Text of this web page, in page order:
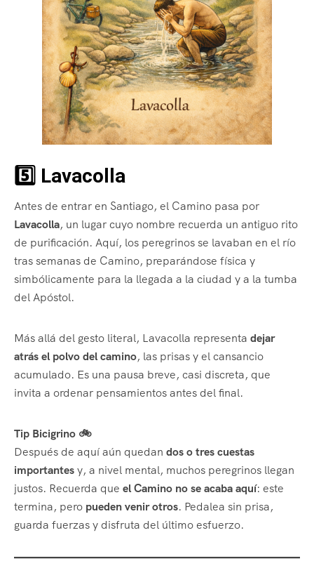
5️⃣ Lavacolla
Antes de entrar en Santiago, el Camino pasa por
Lavacolla, un lugar cuyo nombre recuerda un antiguo rito
de purificación. Aquí, los peregrinos se lavaban en el río
tras semanas de Camino, preparándose física y
simbólicamente para la llegada a la ciudad y a la tumba
del Apóstol.
Más allá del gesto literal, Lavacolla representa dejar
atrás el polvo del camino, las prisas y el cansancio
acumulado. Es una pausa breve, casi discreta, que
invita a ordenar pensamientos antes del final.
Tip Bicigrino 🚲
Después de aquí aún quedan dos o tres cuestas
importantesy, a nivel mental, muchos peregrinos llegan
justos. Recuerda que el Camino no se acaba aquí: este
termina, pero pueden venir otros. Pedalea sin prisa,
guarda fuerzas y disfruta del último esfuerzo.